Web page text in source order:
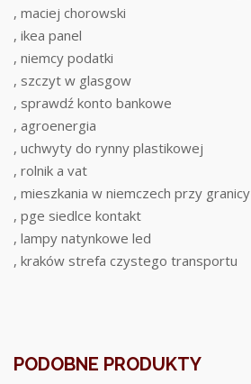
, maciej chorowski
, ikea panel
, niemcy podatki
, szczyt w glasgow
, sprawdź konto bankowe
, agroenergia
, uchwyty do rynny plastikowej
, rolnik a vat
, mieszkania w niemczech przy granicy
, pge siedlce kontakt
, lampy natynkowe led
, kraków strefa czystego transportu
PODOBNE PRODUKTY